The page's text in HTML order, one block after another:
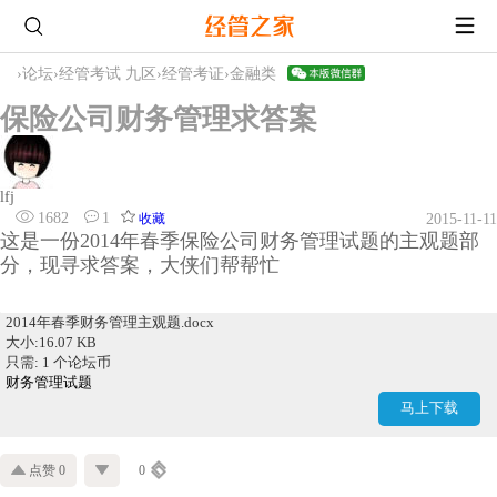
›论坛›经管考试 九区 ›经管考证›金融类
保险公司财务管理求答案
lfj
1682
1 收藏 2015-11-11
这是一份2014年春季保险公司财务管理试题的主观题部
分，现寻求答案，大侠们帮帮忙
2014年春季财务管理主观题.docx
大小:16.07 KB
只需: 1 个论坛币
马上下载
财务管理试题
点赞 0 0